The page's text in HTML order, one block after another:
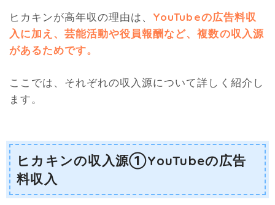
ヒカキンが高年収の理由は、 YouTubeの広告料収
入に加え、芸能活動や役員報酬など、複数の収入源
があるためです。
ここでは、それぞれの収入源について詳しく紹介し
ます。
ヒカキンの収入源①YouTubeの広告
料収入